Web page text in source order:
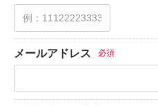
メールアドレス 必須